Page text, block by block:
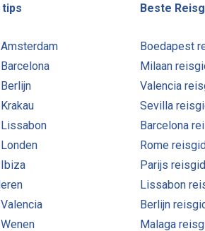
Beste
Boedapest
Milaan
Valencia
Sevilla
Barcelona
Rome
Parijs
Lissabon
Berlijn
Malaga